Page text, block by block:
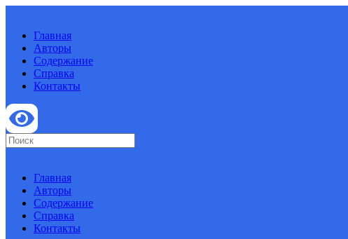
Главная
Авторы
Содержание
Справка
Контакты
Главная
Авторы
Содержание
Справка
Контакты